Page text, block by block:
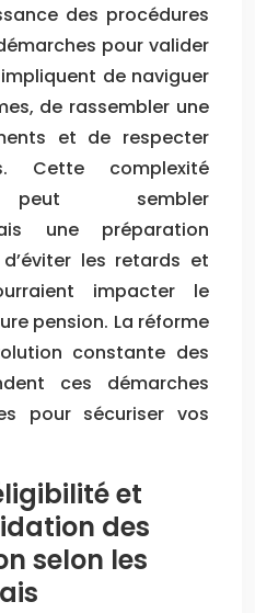
des procédures
pour valider
de naviguer
de rassembler une
et de respecter
Cette complexité
peut sembler
une préparation
les retards et
impacter le
pension. La réforme
constante des
ces démarches
pour sécuriser vos
et
des
selon les